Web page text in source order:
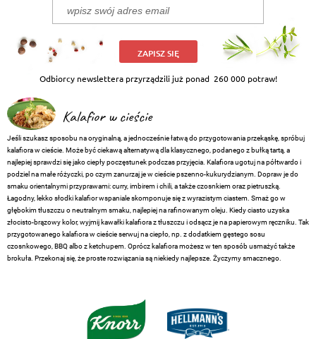
ZAPISZ SIĘ
Odbiorcy newslettera przyrządzili już ponad 260 000 potraw!
Kalafior w cieście
Jeśli szukasz sposobu na oryginalną, a jednocześnie łatwą do przygotowania przekąskę, spróbuj
kalafiora w cieście. Może być ciekawą alternatywą dla klasycznego, podanego z bułką tartą, a
najlepiej sprawdzi się jako ciepły poczęstunek podczas przyjęcia. Kalafiora ugotuj na półtwardo i
podziel na małe różyczki, po czym zanurzaj je w cieście pszenno-kukurydzianym. Dopraw je do
smaku orientalnymi przyprawami: curry, imbirem i chili, a także czosnkiem oraz pietruszką.
Łagodny, lekko słodki kalafior wspaniale skomponuje się z wyrazistym ciastem. Smaż go w
głębokim tłuszczu o neutralnym smaku, najlepiej na rafinowanym oleju. Kiedy ciasto uzyska
złocisto-brązowy kolor, wyjmij kawałki kalafiora z tłuszczu i odsącz je na papierowym ręczniku. Tak
przygotowanego kalafiora w cieście serwuj na ciepło, np. z dodatkiem gęstego sosu
czosnkowego, BBQ albo z ketchupem. Oprócz kalafiora możesz w ten sposób usmażyć także
brokuła. Przekonaj się, że proste rozwiązania są niekiedy najlepsze. Życzymy smacznego.